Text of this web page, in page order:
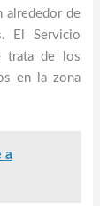
alrededor de
El Servicio
trata de los
en la zona
a